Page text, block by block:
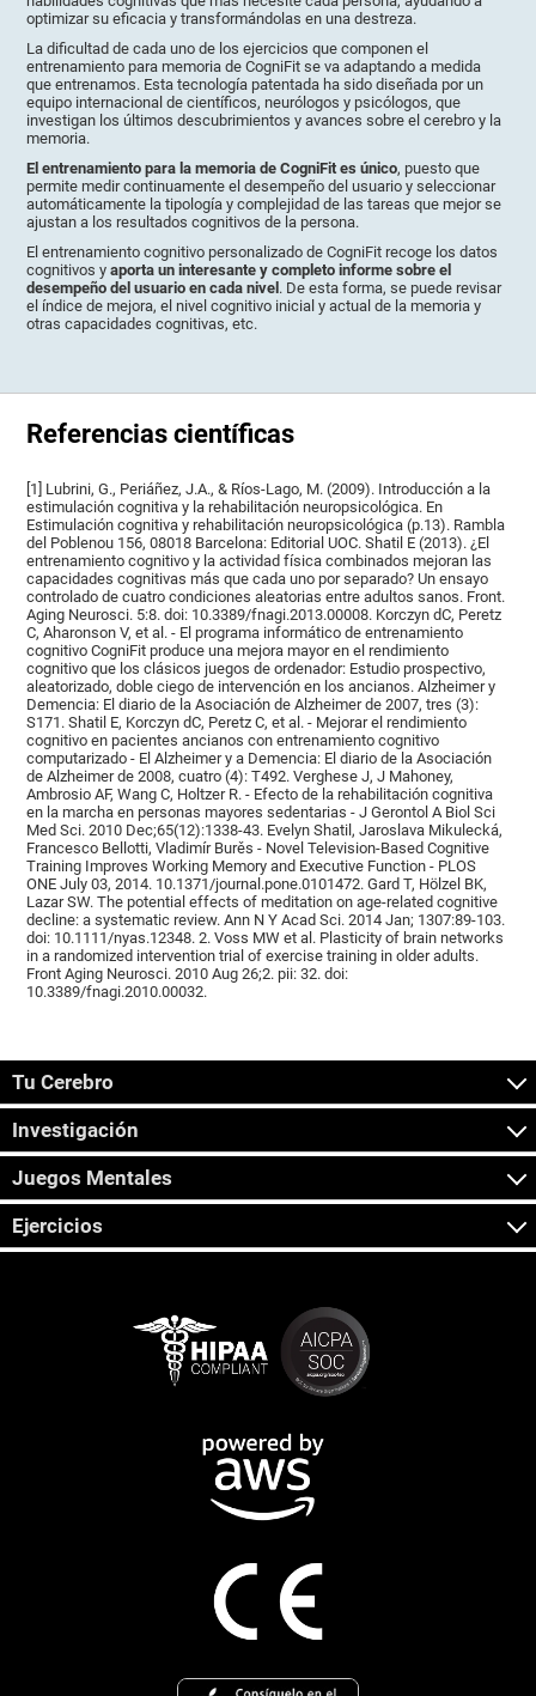
optimizar su eficacia y transformándolas en una destreza.
La dificultad de cada uno de los ejercicios que componen el
entrenamiento para memoria de CogniFit se va adaptando a medida
que entrenamos. Esta tecnología patentada ha sido diseñada por un
equipo internacional de científicos, neurólogos y psicólogos, que
investigan los últimos descubrimientos y avances sobre el cerebro y la
memoria.
El entrenamiento para la memoria de CogniFit es único, puesto que
permite medir continuamente el desempeño del usuario y seleccionar
automáticamente la tipología y complejidad de las tareas que mejor se
ajustan a los resultados cognitivos de la persona.
El entrenamiento cognitivo personalizado de CogniFit recoge los datos
cognitivos yaporta un interesante y completo informe sobre el
desempeño del usuario en cada nivel . De esta forma, se puede revisar
el índice de mejora, el nivel cognitivo inicial y actual de la memoria y
otras capacidades cognitivas, etc.
Referencias científicas
[1] Lubrini, G., Periáñez, J.A., & Ríos-Lago, M. (2009). Introducción a la
estimulación cognitiva y la rehabilitación neuropsicológica. En
Estimulación cognitiva y rehabilitación neuropsicológica (p.13). Rambla
del Poblenou 156, 08018 Barcelona: Editorial UOC. Shatil E (2013). ¿El
entrenamiento cognitivo y la actividad física combinados mejoran las
capacidades cognitivas más que cada uno por separado? Un ensayo
controlado de cuatro condiciones aleatorias entre adultos sanos. Front.
Aging Neurosci. 5:8. doi: 10.3389/fnagi.2013.00008. Korczyn dC, Peretz
C, Aharonson V, et al. - El programa informático de entrenamiento
cognitivo CogniFit produce una mejora mayor en el rendimiento
cognitivo que los clásicos juegos de ordenador: Estudio prospectivo,
aleatorizado, doble ciego de intervención en los ancianos. Alzheimer y
Demencia: El diario de la Asociación de Alzheimer de 2007, tres (3):
S171. Shatil E, Korczyn dC, Peretz C, et al. - Mejorar el rendimiento
cognitivo en pacientes ancianos con entrenamiento cognitivo
computarizado - El Alzheimer y a Demencia: El diario de la Asociación
de Alzheimer de 2008, cuatro (4): T492. Verghese J, J Mahoney,
Ambrosio AF, Wang C, Holtzer R. - Efecto de la rehabilitación cognitiva
en la marcha en personas mayores sedentarias - J Gerontol A Biol Sci
Med Sci. 2010 Dec;65(12):1338-43. Evelyn Shatil, Jaroslava Mikulecká,
Francesco Bellotti, Vladimír Burěs - Novel Television-Based Cognitive
Training Improves Working Memory and Executive Function - PLOS
ONE July 03, 2014. 10.1371/journal.pone.0101472. Gard T, Hölzel BK,
Lazar SW. The potential effects of meditation on age-related cognitive
decline: a systematic review. Ann N Y Acad Sci. 2014 Jan; 1307:89-103.
doi: 10.1111/nyas.12348. 2. Voss MW et al. Plasticity of brain networks
in a randomized intervention trial of exercise training in older adults.
Front Aging Neurosci. 2010 Aug 26;2. pii: 32. doi:
10.3389/fnagi.2010.00032.
Tu Cerebro
Investigación
Juegos Mentales
Ejercicios